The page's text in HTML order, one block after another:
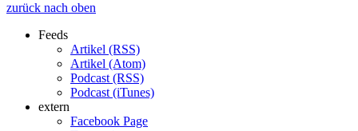
zurück nach oben
Feeds
Artikel (RSS)
Artikel (Atom)
Podcast (RSS)
Podcast (iTunes)
extern
Facebook Page